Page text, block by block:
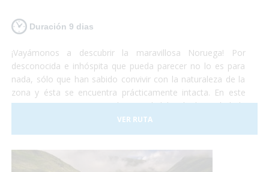
Duración 9 dias
¡Vayámonos a descubrir la maravillosa Noruega! Por
desconocida e inhóspita que pueda parecer no lo es para
nada, sólo que han sabido convivir con la naturaleza de la
zona y ésta se encuentra prácticamente intacta. En este
viaje comenzaremos por la capital del país, la ciudad de
Oslo. Al terminar de conocer la capital nos iremos en tren
hacia Bergen. Éste recorrido es uno de los más hermosos
con unas vistas privilegiadas también. ¡Te sorprenderá!
VER RUTA